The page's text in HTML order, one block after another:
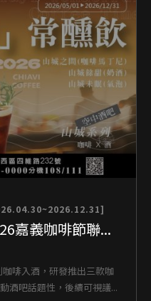
嘉義咖啡節聯...
啡入酒，研發推出三款咖
酒吧話題性，後續可視議...